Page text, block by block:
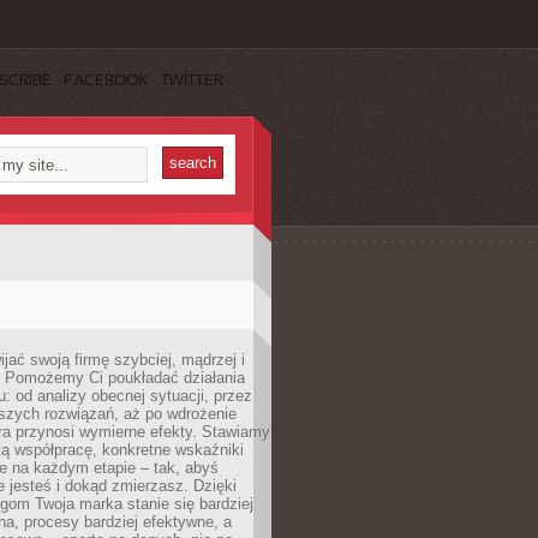
FACEBOOK TWITTER
swoją firmę szybciej, mądrzej i
Ci poukładać działania
od analizy obecnej sytuacji, przez
rozwiązań, aż po wdrożenie
przynosi wymierne efekty. Stawiamy
współpracę, konkretne wskaźniki
na każdym etapie – tak, abyś
jesteś i dokąd zmierzasz. Dzięki
Twoja marka stanie się bardziej
procesy bardziej efektywne, a